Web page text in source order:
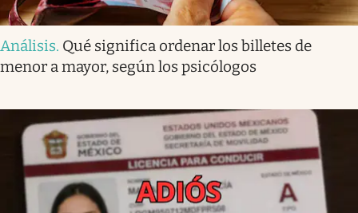
Análisis. Qué significa ordenar los billetes de
menor a mayor, según los psicólogos